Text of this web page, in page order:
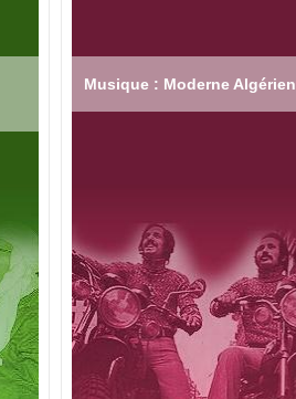
Musique : Moderne Algérien